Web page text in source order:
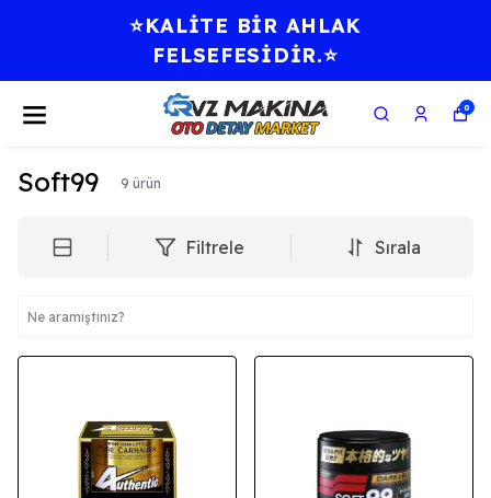
⭐KALİTE BİR AHLAK
FELSEFESİDİR.⭐
0
Soft99 9 ürün
Filtrele Sırala